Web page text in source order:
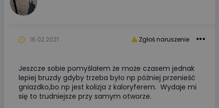
Zgłoś naruszenie
16.02.2021
Jeszcze sobie pomyślałem że może czasem jednak
lepiej bruzdy gdyby trzeba było np później przenieść
gniazdko,bo np jest kolizja z kaloryferem. Wydaje mi
się to trudniejsze przy samym otworze.